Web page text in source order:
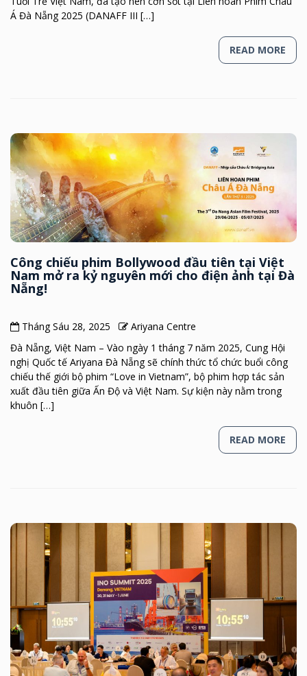
Á Đà Nẵng 2025 (DANAFF III […]
READ MORE
Công chiếu phim Bollywood đầu tiên tại Việt
Nam mở ra kỷ nguyên mới cho điện ảnh tại Đà
Nẵng!
Tháng Sáu 28, 2025
Ariyana Centre
Đà Nẵng, Việt Nam – Vào ngày 1 tháng 7 năm 2025, Cung Hội
nghị Quốc tế Ariyana Đà Nẵng sẽ chính thức tổ chức buổi công
chiếu thế giới bộ phim “Love in Vietnam”, bộ phim hợp tác sản
xuất đầu tiên giữa Ấn Độ và Việt Nam. Sự kiện này nằm trong
khuôn […]
READ MORE